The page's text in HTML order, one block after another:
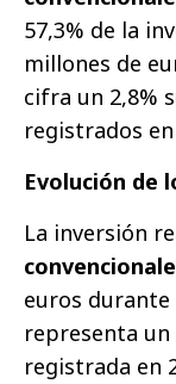
57,3% de la
millones de
cifra un 2,8%
registrados en
Evolución de
La inversión
euros durante
representa
registrada en